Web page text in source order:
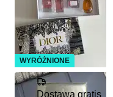
Dostawa gratis
WYRÓŻNIONE